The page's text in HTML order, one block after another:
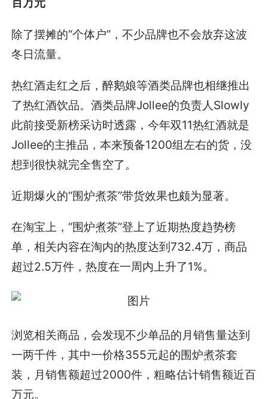
除了摆摊的“个体户”，不少品牌也不会放弃这波
冬日流量。
热红酒走红之后，醉鹅娘等酒类品牌也相继推出
了热红酒饮品。酒类品牌Jollee的负责人Slowly
此前接受新榜采访时透露，今年双11热红酒就是
Jollee的主推品，本来预备1200组左右的货，没
想到很快就完全售空了。
近期爆火的“围炉煮茶”带货效果也颇为显著。
在淘宝上，“围炉煮茶”登上了近期热度趋势榜
单，相关内容在淘内的热度达到732.4万，商品
超过2.5万件，热度在一周内上升了1%。
浏览相关商品，会发现不少单品的月销售量达到
一两千件，其中一价格355元起的围炉煮茶套
装，月销售额超过2000件，粗略估计销售额近百
万元。